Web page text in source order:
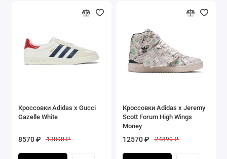
Кроссовки Adidas x Gucci
Gazelle White
8570 ₽ 13890 ₽
Кроссовки Adidas x Jeremy
Scott Forum High Wings
Money
12570 ₽ 24890 ₽